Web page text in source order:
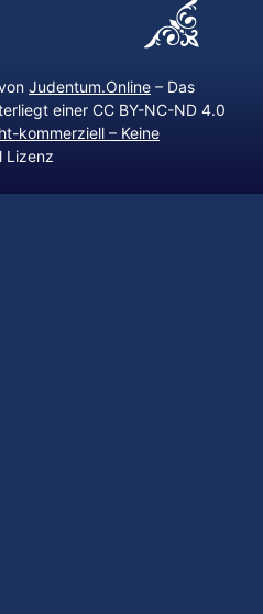
Judentum.Online – Das
einer CC BY-NC-ND 4.0
kommerziell – Keine
Lizenz